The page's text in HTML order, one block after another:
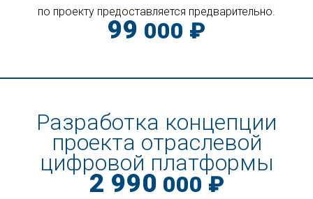
по проекту предоставляется предварительно.
99 000 ₽
Разработка концепции
проекта отраслевой
цифровой платформы
2 990 000 ₽